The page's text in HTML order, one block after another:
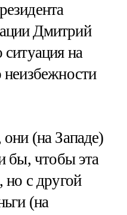
Дмитрий
ситуация на
неизбежности
(на Западе)
бы, чтобы эта
но с другой
(на